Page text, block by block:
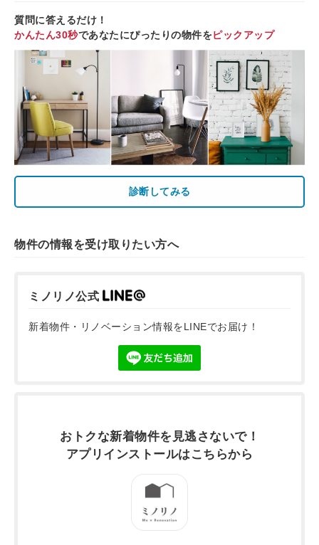
質問に答えるだけ！
かんたん30秒であなたにぴったりの物件をピックアップ
診断してみる
物件の情報を受け取りたい方へ
ミノリノ公式
新着物件・リノベーション情報をLINEでお届け！
おトクな新着物件を 見逃さないで！
アプリインストールはこちらから